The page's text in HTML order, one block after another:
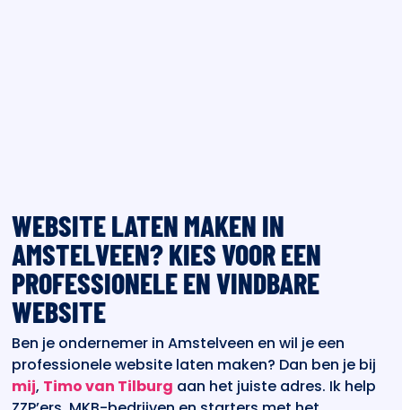
WEBSITE LATEN MAKEN IN
AMSTELVEEN? KIES VOOR EEN
PROFESSIONELE EN VINDBARE
WEBSITE
Ben je ondernemer in Amstelveen en wil je een
professionele website laten maken? Dan ben je bij
mij, Timo van Tilburg aan het juiste adres. Ik help